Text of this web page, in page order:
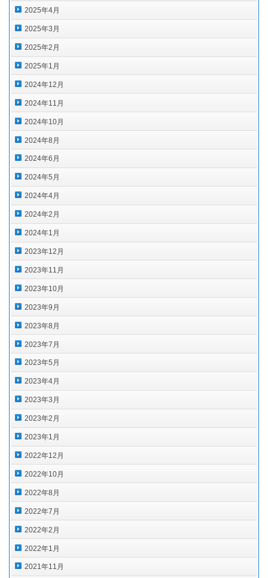
2025年4月
2025年3月
2025年2月
2025年1月
2024年12月
2024年11月
2024年10月
2024年8月
2024年6月
2024年5月
2024年4月
2024年2月
2024年1月
2023年12月
2023年11月
2023年10月
2023年9月
2023年8月
2023年7月
2023年5月
2023年4月
2023年3月
2023年2月
2023年1月
2022年12月
2022年10月
2022年8月
2022年7月
2022年2月
2022年1月
2021年11月